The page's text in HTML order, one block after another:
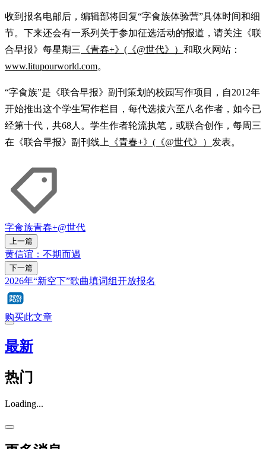
收到报名电邮后，编辑部将回复“字食族体验营”具体时间和细
节。下来还会有一系列关于参加征选活动的报道，请关注《联
合早报》每星期三 《青春+》(《@世代》） 和取火网站：
www.litupourworld.com。
“字食族”是《联合早报》副刊策划的校园写作项目，自2012年
开始推出这个学生写作栏目，每代选拔六至八名作者，如今已
经第十代，共68人。学生作者轮流执笔，或联合创作，每周三
在《联合早报》副刊线上
《青春+》(《@世代》） 发表。
字食族青春+@世代
上一篇
黄信谊：不期而遇
下一篇
2026年“新空下”歌曲填词组开放报名
购买此文章
最新
热门
Loading...